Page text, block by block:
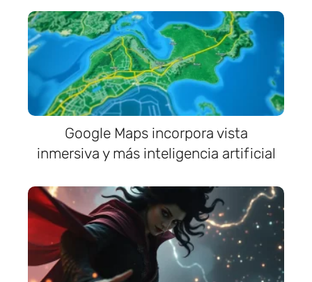
Google Maps incorpora vista
inmersiva y más inteligencia artificial